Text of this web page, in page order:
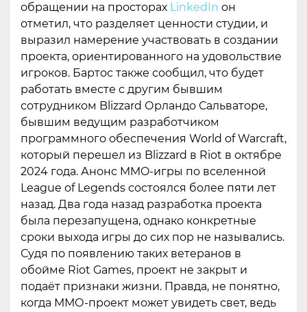
обращении на просторах LinkedIn он
отметил, что разделяет ценности студии, и
выразил намерение участвовать в создании
проекта, ориентированного на удовольствие
игроков. Бартос также сообщил, что будет
работать вместе с другим бывшим
сотрудником Blizzard Орландо Сальваторе,
бывшим ведущим разработчиком
программного обеспечения World of Warcraft,
который перешел из Blizzard в Riot в октябре
2024 года. Анонс MMO-игры по вселенной
League of Legends состоялся более пяти лет
назад. Два года назад разработка проекта
была перезапущена, однако конкретные
сроки выхода игры до сих пор не назывались.
Судя по появлению таких ветеранов в
обойме Riot Games, проект не закрыт и
подаёт признаки жизни. Правда, не понятно,
когда ММО-проект может увидеть свет, ведь